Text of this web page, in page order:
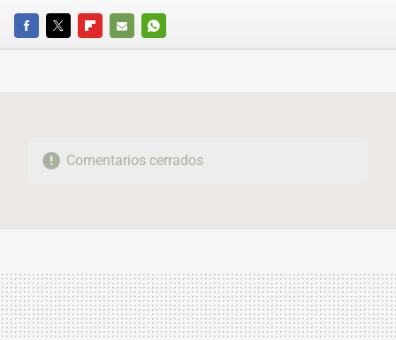
FACEBOOKTWITTERFLIPBOARD
E-
WHATSAPP
Comentarios cerrados